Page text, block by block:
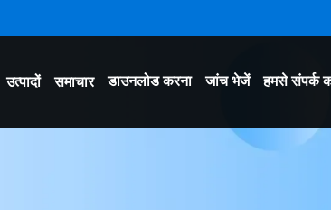
उत्पादों समाचार डाउनलोड करना जांच भेजें हमसे संपर्क